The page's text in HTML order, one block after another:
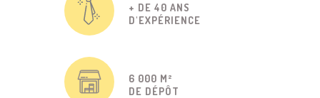
+ DE 40 ANS
D'EXPÉRIENCE
6 000 M²
DE DÉPÔT